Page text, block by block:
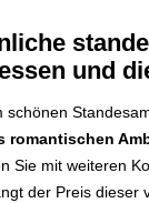
und
schönen
romantischen
Sie mit weiteren
der Preis dieser